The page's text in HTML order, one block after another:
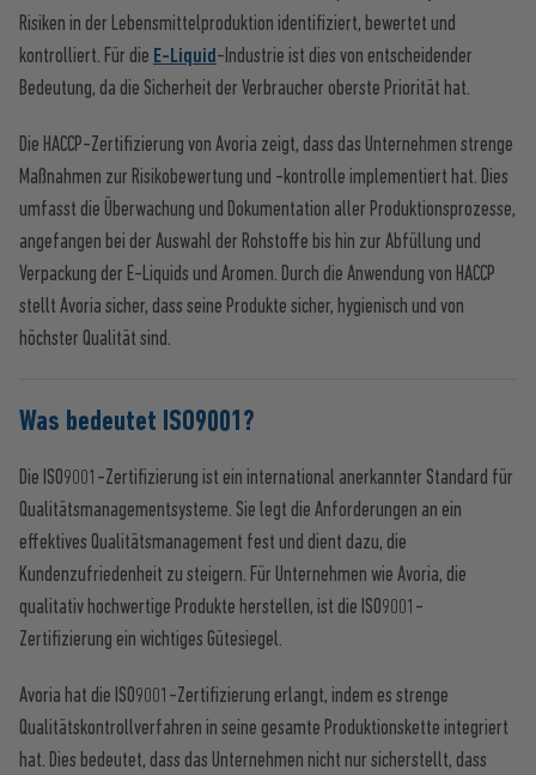
Risiken in der Lebensmittelproduktion identifiziert, bewertet und
kontrolliert. Für die E-Liquid-Industrie ist dies von entscheidender
Bedeutung, da die Sicherheit der Verbraucher oberste Priorität hat.
Die HACCP-Zertifizierung von Avoria zeigt, dass das Unternehmen strenge
Maßnahmen zur Risikobewertung und -kontrolle implementiert hat. Dies
umfasst die Überwachung und Dokumentation aller Produktionsprozesse,
angefangen bei der Auswahl der Rohstoffe bis hin zur Abfüllung und
Verpackung der E-Liquids und Aromen. Durch die Anwendung von HACCP
stellt Avoria sicher, dass seine Produkte sicher, hygienisch und von
höchster Qualität sind.
Was bedeutet ISO9001?
Die ISO9001-Zertifizierung ist ein international anerkannter Standard für
Qualitätsmanagementsysteme. Sie legt die Anforderungen an ein
effektives Qualitätsmanagement fest und dient dazu, die
Kundenzufriedenheit zu steigern. Für Unternehmen wie Avoria, die
qualitativ hochwertige Produkte herstellen, ist die ISO9001-
Zertifizierung ein wichtiges Gütesiegel.
Avoria hat die ISO9001-Zertifizierung erlangt, indem es strenge
Qualitätskontrollverfahren in seine gesamte Produktionskette integriert
hat. Dies bedeutet, dass das Unternehmen nicht nur sicherstellt, dass